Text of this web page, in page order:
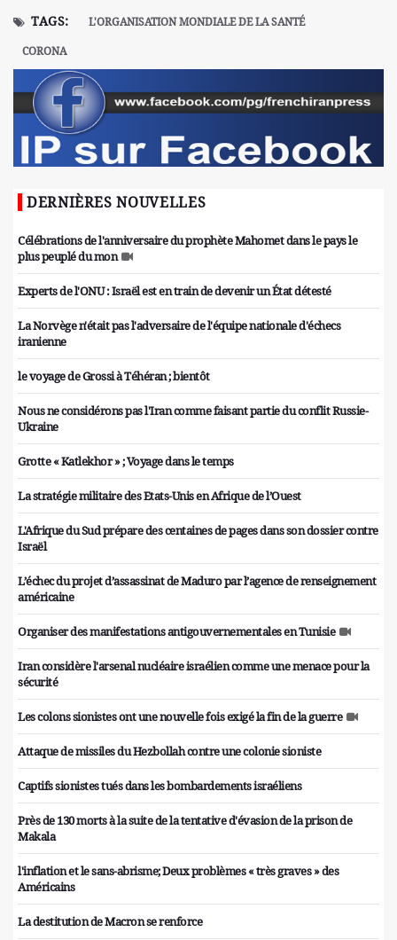
TAGS:
L'ORGANISATION MONDIALE DE LA SANTÉ
CORONA
DERNIÈRES NOUVELLES
Célébrations de l'anniversaire du prophète Mahomet dans le pays le
plus peuplé du mon
Experts de l'ONU : Israël est en train de devenir un État détesté
La Norvège n'était pas l'adversaire de l'équipe nationale d'échecs
iranienne
le voyage de Grossi à Téhéran ; bientôt
Nous ne considérons pas l'Iran comme faisant partie du conflit Russie-
Ukraine
Grotte « Katlekhor » ; Voyage dans le temps
La stratégie militaire des Etats-Unis en Afrique de l’Ouest
L'Afrique du Sud prépare des centaines de pages dans son dossier contre
Israël
L’échec du projet d’assassinat de Maduro par l’agence de renseignement
américaine
Organiser des manifestations antigouvernementales en Tunisie
Iran considère l'arsenal nucléaire israélien comme une menace pour la
sécurité
Les colons sionistes ont une nouvelle fois exigé la fin de la guerre
Attaque de missiles du Hezbollah contre une colonie sioniste
Captifs sionistes tués dans les bombardements israéliens
Près de 130 morts à la suite de la tentative d'évasion de la prison de
Makala
l'inflation et le sans-abrisme; Deux problèmes « très graves » des
Américains
La destitution de Macron se renforce